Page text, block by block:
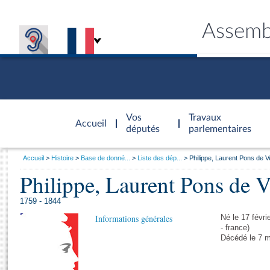
Accueil
d'accueil
Vos
députés
Travaux
parlementaires
Vous
Accueil Histoire Base de donné... Liste des dép... Philippe, Laurent Pons de
Philippe, Laurent Pons de
1759 - 1844
Informations générales
Né le 17
- france)
Décédé le 7